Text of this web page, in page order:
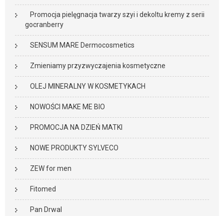
Promocja pielęgnacja twarzy szyi i dekoltu kremy z serii
gocranberry
SENSUM MARE Dermocosmetics
Zmieniamy przyzwyczajenia kosmetyczne
OLEJ MINERALNY W KOSMETYKACH
NOWOŚCI MAKE ME BIO
PROMOCJA NA DZIEŃ MATKI
NOWE PRODUKTY SYLVECO
ZEW for men
Fitomed
Pan Drwal